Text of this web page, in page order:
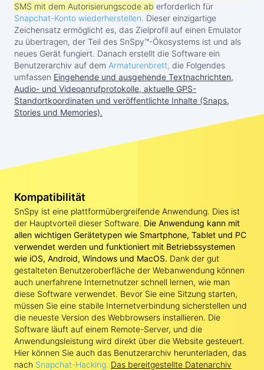
SMS mit dem Autorisierungscode ab erforderlich für
Snapchat-Konto wiederherstellen. Dieser einzigartige
Zeichensatz ermöglicht es, das Zielprofil auf einen Emulator
zu übertragen, der Teil des SnSpy™-Ökosystems ist und als
neues Gerät fungiert. Danach erstellt die Software ein
Benutzerarchiv auf dem Armaturenbrett, die Folgendes
umfassen Eingehende und ausgehende Textnachrichten,
Audio- und Videoanrufprotokolle, aktuelle GPS-
Standortkoordinaten und veröffentlichte Inhalte (Snaps,
Stories und Memories).
Kompatibilität
SnSpy ist eine plattformübergreifende Anwendung. Dies ist
der Hauptvorteil dieser Software. Die Anwendung kann mit
allen wichtigen Gerätetypen wie Smartphone, Tablet und PC
verwendet werden und funktioniert mit Betriebssystemen
wie iOS, Android, Windows und MacOS. Dank der gut
gestalteten Benutzeroberfläche der Webanwendung können
auch unerfahrene Internetnutzer schnell lernen, wie man
diese Software verwendet. Bevor Sie eine Sitzung starten,
müssen Sie eine stabile Internetverbindung sicherstellen und
die neueste Version des Webbrowsers installieren. Die
Software läuft auf einem Remote-Server, und die
Anwendungsleistung wird direkt über die Website gesteuert.
Hier können Sie auch das Benutzerarchiv herunterladen, das
nach Snapchat-Hacking. Das bereitgestellte Datenarchiv